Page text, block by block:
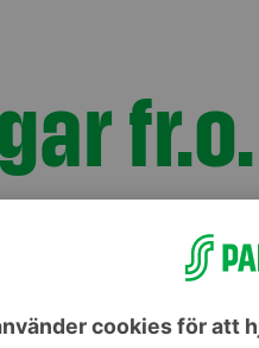
Specialplaceringsfond